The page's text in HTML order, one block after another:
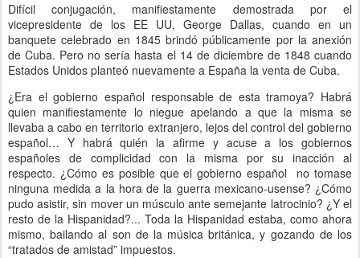
Difícil conjugación, manifiestamente demostrada por el
vicepresidente de los EE UU, George Dallas, cuando en un
banquete celebrado en 1845 brindó públicamente por la anexión
de Cuba. Pero no sería hasta el 14 de diciembre de 1848 cuando
Estados Unidos planteó nuevamente a España la venta de Cuba.
¿Era el gobierno español responsable de esta tramoya? Habrá
quien manifiestamente lo niegue apelando a que la misma se
llevaba a cabo en territorio extranjero, lejos del control del gobierno
español… Y habrá quién la afirme y acuse a los gobiernos
españoles de complicidad con la misma por su inacción al
respecto. ¿Cómo es posible que el gobierno español no tomase
ninguna medida a la hora de la guerra mexicano-usense? ¿Cómo
pudo asistir, sin mover un músculo ante semejante latrocinio? ¿Y el
resto de la Hispanidad?... Toda la Hispanidad estaba, como ahora
mismo, bailando al son de la música británica, y gozando de los
“tratados de amistad” impuestos.